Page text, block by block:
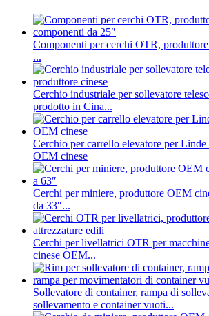
Componenti per cerchi OTR,
...
Cerchio industriale per sollevatore
prodotto in Cina...
Cerchio per carrello elevatore per
OEM cinese
Cerchi per miniere, produttore OEM
da 33″...
Cerchi per livellatrici OTR per
cinese OEM...
Sollevatore di container, rampa di
sollevamento e container vuoti...